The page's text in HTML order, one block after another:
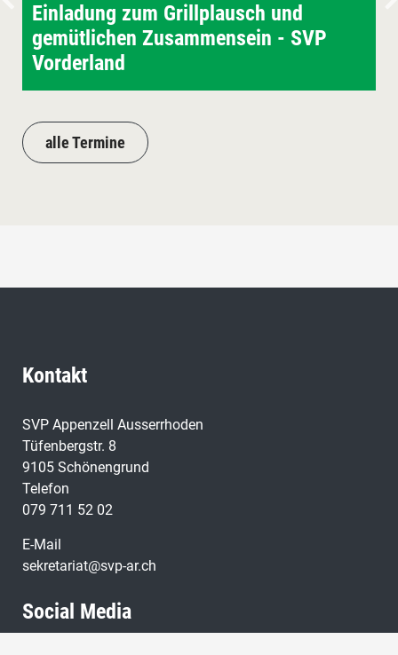
Einladung zum Grillplausch und
gemütlichen Zusammensein - SVP
Vorderland
alle Termine
Kontakt
SVP Appenzell Ausserrhoden
Tüfenbergstr. 8
9105 Schönengrund
Telefon
079 711 52 02
E-Mail
sekretariat@svp-ar.ch
Social Media